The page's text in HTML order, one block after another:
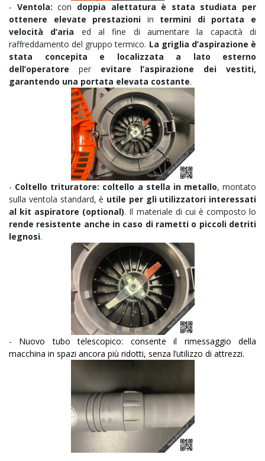
- Ventola: con doppia alettatura è stata studiata per
ottenere elevate prestazioni in termini di portata e
velocità d’aria ed al fine di aumentare la capacità di
raffreddamento del gruppo termico. La griglia d’aspirazione è
stata concepita e localizzata a lato esterno
dell’operatore per evitare l’aspirazione dei vestiti,
garantendo una portata elevata costante.
- Coltello trituratore: coltello a stella in metallo, montato
sulla ventola standard, è utile per gli utilizzatori interessati
al kit aspiratore (optional). Il materiale di cui è composto lo
rende resistente anche in caso di rametti o piccoli detriti
legnosi.
- Nuovo tubo telescopico: consente il rimessaggio della
macchina in spazi ancora più ridotti, senza l’utilizzo di attrezzi.